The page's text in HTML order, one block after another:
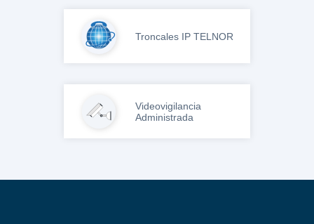
Troncales IP TELNOR
Videovigilancia
Administrada